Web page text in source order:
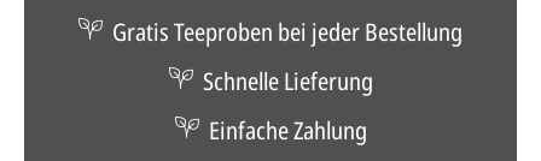
Gratis Teeproben bei jeder Bestellung
Schnelle Lieferung
Einfache Zahlung